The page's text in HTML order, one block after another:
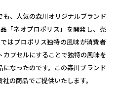
、人気の森川オリジナルブランド
「ネオプロポリス」を開発し、売
はプロポリス独特の風味が消費者
プセルにすることで独特の風味を
なったのです。この森川ブランド
の商品でご提供いたします。